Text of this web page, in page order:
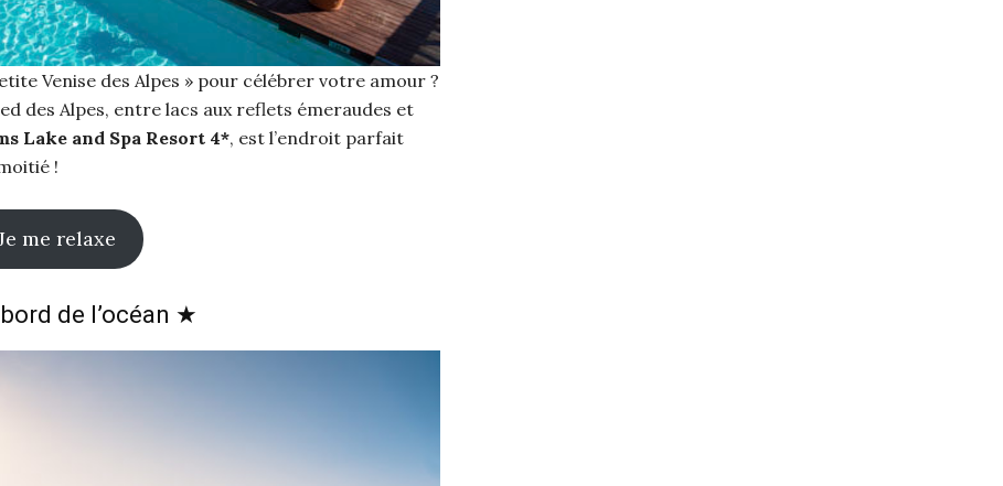
Venise des Alpes » pour célébrer votre amour ?
des Alpes, entre lacs aux reflets émeraudes et
Lake and Spa Resort 4*, est l’endroit parfait
!
me relaxe
de l’océan ★